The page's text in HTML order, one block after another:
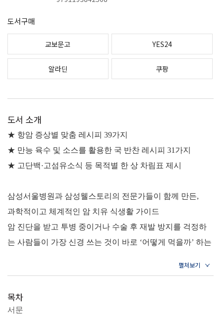
도서구매
교보문고 YES24
알라딘 쿠팡
도서 소개
★ 항암 증상별 맞춤 레시피 39가지
★ 만능 육수 및 소스를 활용한 국 반찬 레시피 31가지
★ 고단백·고섬유소식 등 목적별 한 상 차림표 제시
삼성서울병원과 삼성웰스토리의 전문가들이 함께 만든,
과학적이고 체계적인 암 치유 식생활 가이드
암 진단을 받고 투병 중이거나 수술 후 재발 방지를 걱정하
는 사람들이 가장 신경 쓰는 것이 바로 ‘어떻게 먹을까’ 하는
있는 삼성웰스토리의 전문가들이 만나 함께 개발한 메뉴와
목차
서문